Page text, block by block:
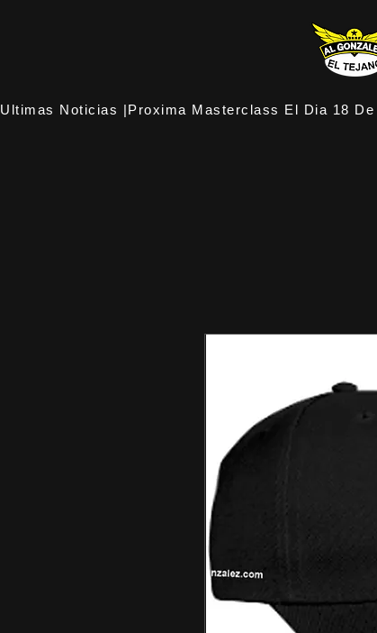
Ultimas Noticias |Proxima Masterclass El Dia 18